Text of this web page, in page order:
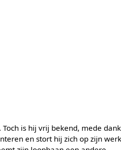
is hij vrij bekend, mede
en stort hij zich op zijn werk